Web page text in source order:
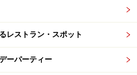
かけなくても、近くの神社でい
参拝してあげましょう。別にお
も、祝う気持ちがあれば充分で
ものです。
レストラン・スポット
ーパーティー